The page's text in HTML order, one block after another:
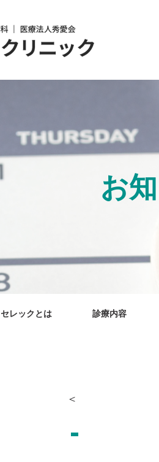
お
セレックとは 診療内容
＜